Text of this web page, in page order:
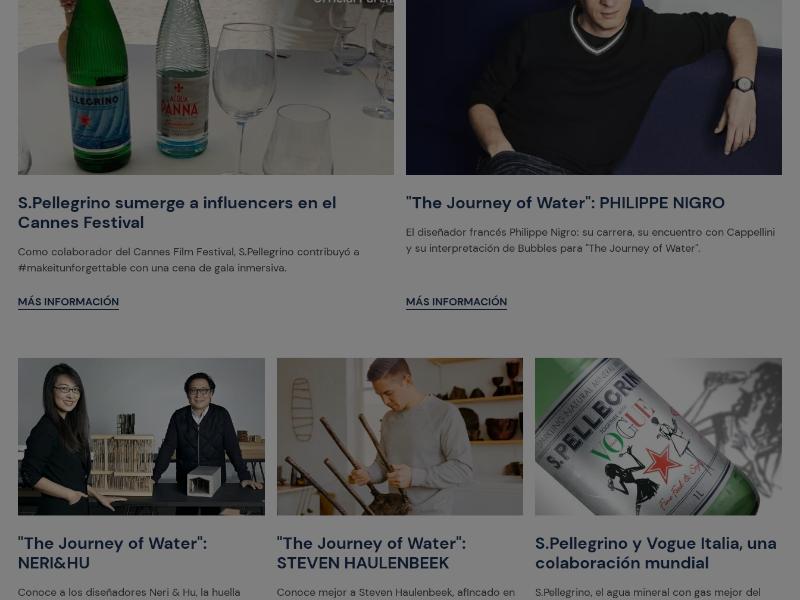
S.Pellegrino sumerge a influencers en el
Cannes Festival
Como colaborador del Cannes Film Festival, S.Pellegrino contribuyó a
#makeitunforgettable con una cena de gala inmersiva.
MÁS INFORMACIÓN
"The Journey of Water": PHILIPPE NIGRO
El diseñador francés Philippe Nigro: su carrera, su encuentro con Cappellini
y su interpretación de Bubbles para "The Journey of Water".
MÁS INFORMACIÓN
"The Journey of Water":
NERI&HU
Conoce a los diseñadores Neri & Hu, la huella
"The Journey of Water":
STEVEN HAULENBEEK
Conoce mejor a Steven Haulenbeek, afincado en
S.Pellegrino y Vogue Italia, una
colaboración mundial
S.Pellegrino, el agua mineral con gas mejor del